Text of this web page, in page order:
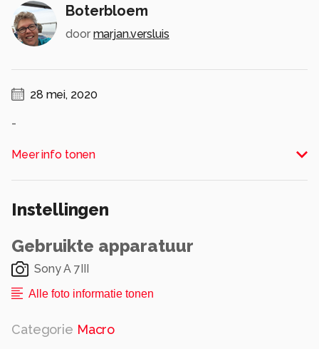
Boterbloem
door marjan.versluis
28 mei, 2020
-
Alle rechten voorbehouden
Meer info tonen
Instellingen
Gebruikte apparatuur
Sony A 7III
Alle foto informatie tonen
Categorie Macro